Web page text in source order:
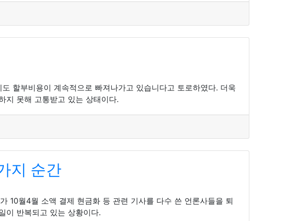
할부비용이 계속적으로 빠져나가고 있습니다고 토로하였다. 더욱
지 못해 고통받고 있는 상태이다.
지 순간
10월4월 소액 결제 현금화 등 관련 기사를 다수 쓴 언론사들을 퇴
이 반복되고 있는 상황이다.